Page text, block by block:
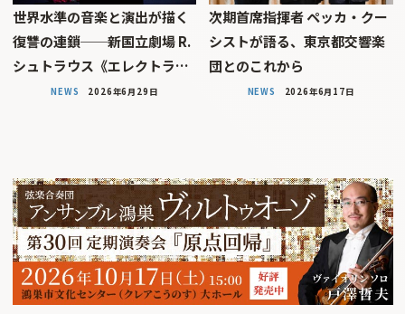
世界水準の音楽と演出が描く
復讐の連鎖──新国立劇場 R.
シュトラウス《エレクトラ…
NEWS 2026年6月29日
次期首席指揮者 ペッカ・クー
シストが語る、東京都交響楽
団とのこれから
NEWS 2026年6月17日